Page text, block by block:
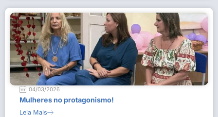
04/03/2026
Mulheres no protagonismo!
Leia Mais